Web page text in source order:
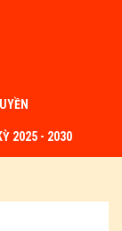
2025 - 2030